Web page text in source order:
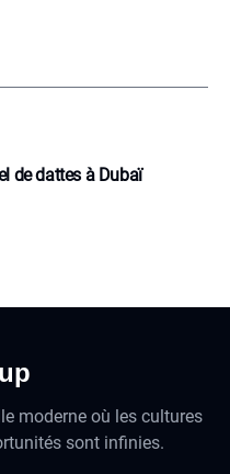
de dattes à Dubaï
moderne où les cultures
sont infinies.